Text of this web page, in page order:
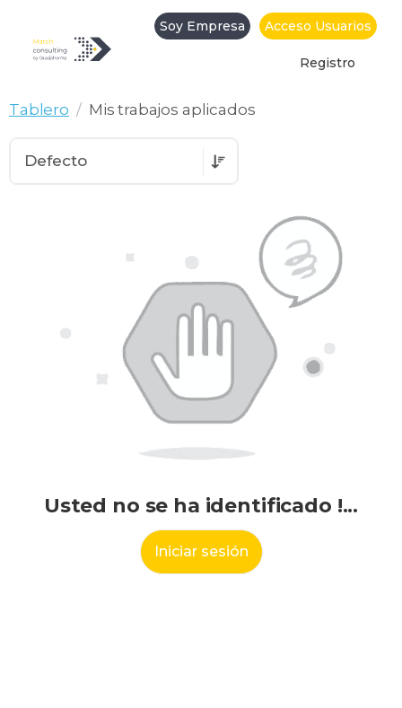
Soy Empresa Acceso Usuarios
Registro
Mis trabajos aplicados
Tablero Mis trabajos aplicados
Usted no se ha identificado !...
Iniciar sesión